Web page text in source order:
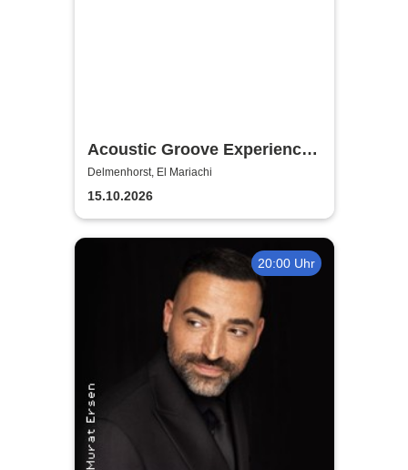
Acoustic Groove Experience -
Tony Kaltenberg & Michael
Manring
Delmenhorst, El Mariachi
15.10.2026
20:00 Uhr